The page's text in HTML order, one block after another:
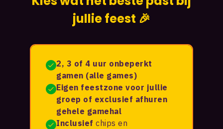
jullie feest 🎉
2, 3 of 4 uur onbeperkt
gamen (alle games)
Eigen feestzone voor jullie
groep of exclusief afhuren
gehele gamehal
Inclusief chips en